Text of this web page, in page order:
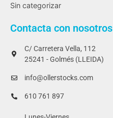
Sin categorizar
Contacta con nosotros
C/ Carretera Vella, 112
25241 - Golmés (LLEIDA)
info@ollerstocks.com
610 761 897